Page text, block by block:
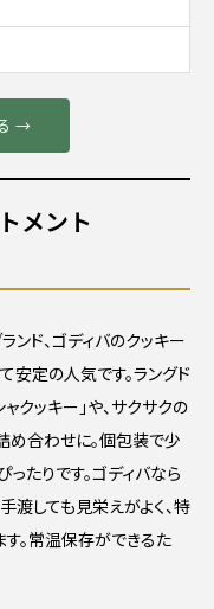
→
メント
ド、ゴディバのクッキー
安定の人気です。ラングド
クッキー」や、サクサクの
め合わせに。個包装で少
たりです。ゴディバなら
渡しても見栄えがよく、特
。常温保存ができるた